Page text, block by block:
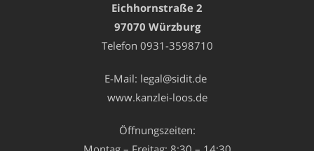
Eichhornstraße 2
97070 Würzburg
Telefon 0931-3598710
E-Mail: legal@sidit.de
www.kanzlei-loos.de
Öffnungszeiten: